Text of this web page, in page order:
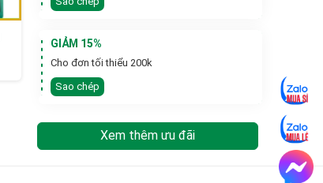
Bao Cát Vải Bố 15 x
80cm
Liên hệ
GIẢM 15%
Cho đơn tối thiểu 200k
Sao chép
Xem thêm ưu đãi